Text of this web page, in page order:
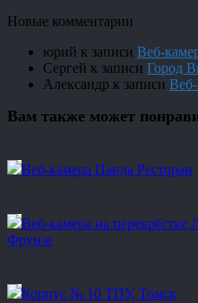
Новые комментарии
юрий к записи Веб-
Сергей к записи Город
Александр к записи
Вам также может
Веб-камера Панда Ресторан
Веб-камера на перекрёстке
Фрунзе
Корпус № 10 ТПУ, Томск